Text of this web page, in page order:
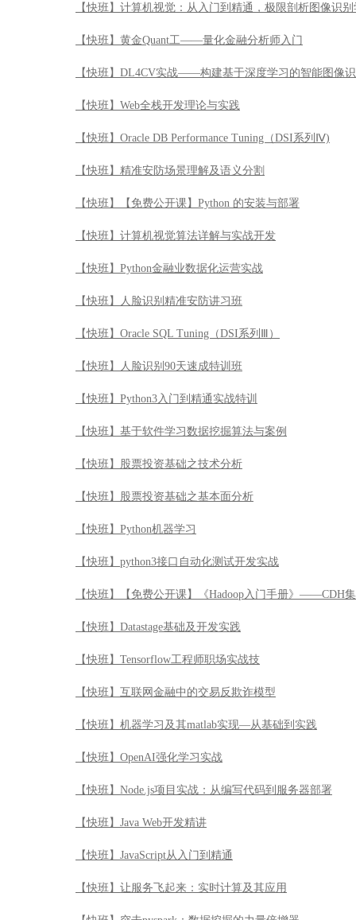
【快班】计算机视觉：从入门到精通，极限剖析图像识
【快班】黄金Quant工——量化金融分析师入门
【快班】DL4CV实战——构建基于深度学习的智能图像
【快班】Web全栈开发理论与实践
【快班】Oracle DB Performance Tuning（DSI系列Ⅳ)
【快班】精准安防场景理解及语义分割
【快班】【免费公开课】Python 的安装与部署
【快班】计算机视觉算法详解与实战开发
【快班】Python金融业数据化运营实战
【快班】人脸识别精准安防讲习班
【快班】Oracle SQL Tuning（DSI系列Ⅲ）
【快班】人脸识别90天速成特训班
【快班】Python3入门到精通实战特训
【快班】基于软件学习数据挖掘算法与案例
【快班】股票投资基础之技术分析
【快班】股票投资基础之基本面分析
【快班】Python机器学习
【快班】python3接口自动化测试开发实战
【快班】【免费公开课】《Hadoop入门手册》——CDH
【快班】Datastage基础及开发实践
【快班】Tensorflow工程师职场实战技
【快班】互联网金融中的交易反欺诈模型
【快班】机器学习及其matlab实现—从基础到实践
【快班】OpenAI强化学习实战
【快班】Node.js项目实战：从编写代码到服务器部署
【快班】Java Web开发精讲
【快班】JavaScript从入门到精通
【快班】让服务飞起来：实时计算及其应用